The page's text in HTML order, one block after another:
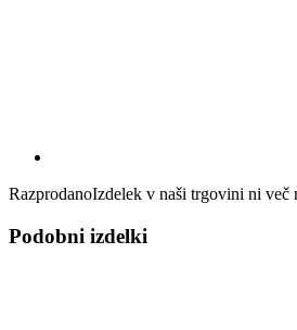
RazprodanoIzdelek v naši trgovini ni več
Podobni izdelki